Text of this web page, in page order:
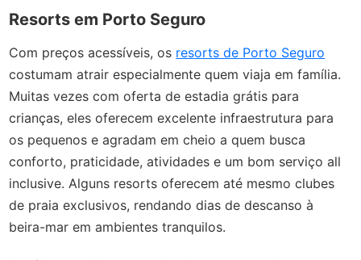
Resorts em Porto Seguro
Com preços acessíveis, os resorts de Porto Seguro
costumam atrair especialmente quem viaja em família.
Muitas vezes com oferta de estadia grátis para
crianças, eles oferecem excelente infraestrutura para
os pequenos e agradam em cheio a quem busca
conforto, praticidade, atividades e um bom serviço all
inclusive. Alguns resorts oferecem até mesmo clubes
de praia exclusivos, rendando dias de descanso à
beira-mar em ambientes tranquilos.